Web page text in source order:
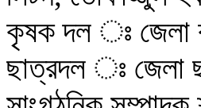
কৃষক দল ঃ জেলা
ছাত্রদল ঃ জেলা